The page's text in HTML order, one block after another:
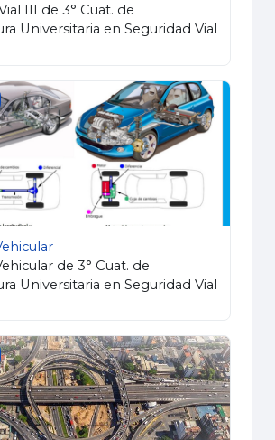
III de 3° Cuat. de
Universitaria en Seguridad Vial
de 3° Cuat. de
Universitaria en Seguridad Vial